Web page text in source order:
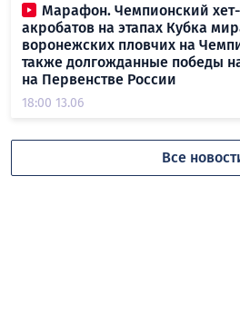
Марафон. Чемпионский
акробатов на этапах Кубка
воронежских пловчих на
также долгожданные победы
на Первенстве России
18:00 13.06
Все